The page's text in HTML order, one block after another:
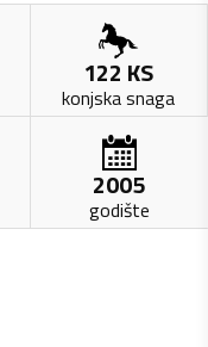
122 KS
konjska snaga
2005
godište